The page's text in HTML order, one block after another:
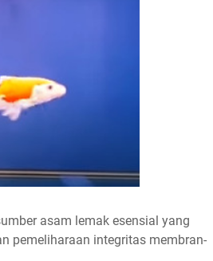
asam lemak esensial yang
pemeliharaan integritas membran-